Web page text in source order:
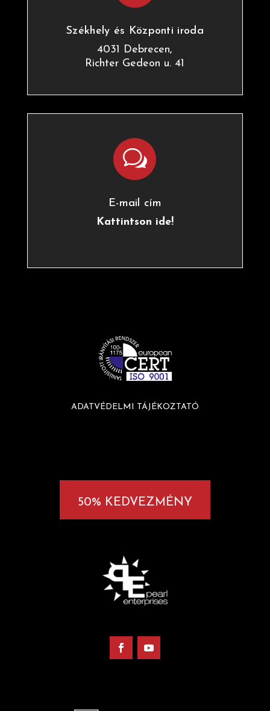
Székhely és Központi iroda
4031 Debrecen,
Richter Gedeon u. 41
w
E-mail cím
Kattintson ide!
ADATVÉDELMI TÁJÉKOZTATÓ
50% KEDVEZMÉNY